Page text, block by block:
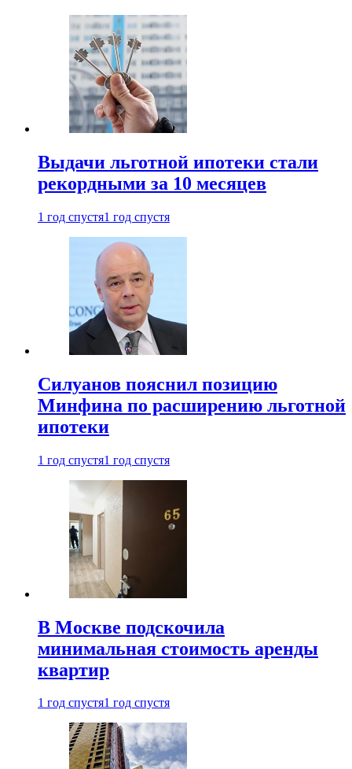
Выдачи льготной ипотеки стали
рекордными за 10 месяцев
1 год спустя1 год спустя
Силуанов пояснил позицию
Минфина по расширению льготной
ипотеки
1 год спустя1 год спустя
В Москве подскочила
минимальная стоимость аренды
квартир
1 год спустя1 год спустя